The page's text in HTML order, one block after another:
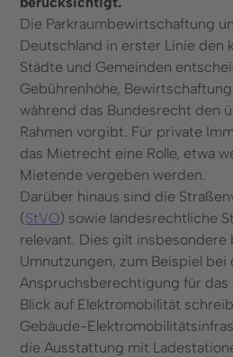
Die Parkraumbewirtschaftung
Deutschland in erster Linie den
Städte und Gemeinden
Gebührenhöhe,
während das Bundesrecht den
Rahmen vorgibt. Für private
das Mietrecht eine Rolle, etwa
Mietende vergeben werden.
Darüber hinaus sind die
(StVO) sowie landesrechtliche
relevant. Dies gilt insbesondere
Umnutzungen, zum Beispiel bei
Anspruchsberechtigung für das
Blick auf Elektromobilität
Gebäude-
die Ausstattung mit